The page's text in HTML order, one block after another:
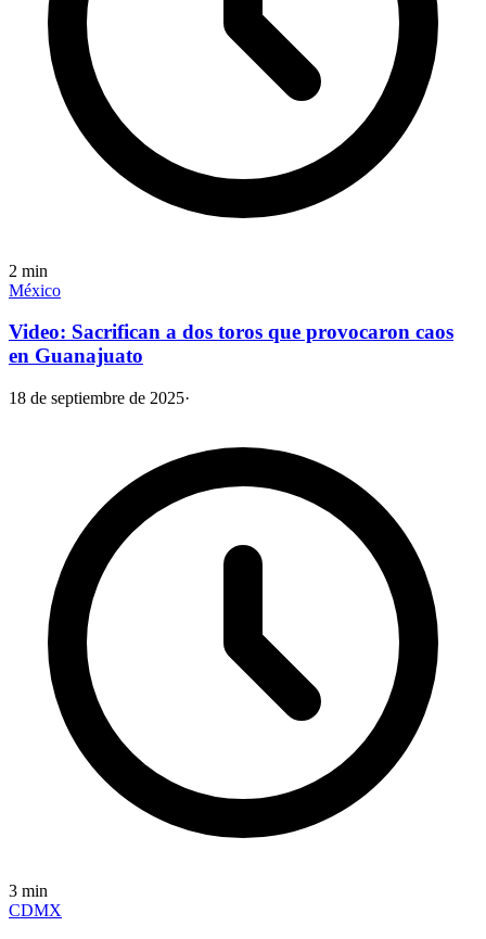
2 min
México
Video: Sacrifican a dos toros que provocaron caos
en Guanajuato
18 de septiembre de 2025·
3 min
CDMX